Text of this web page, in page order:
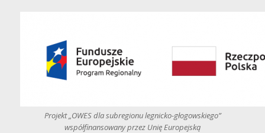
Projekt „OWES dla subregionu legnicko-głogowskiego”
współfinansowany przez Unię Europejską